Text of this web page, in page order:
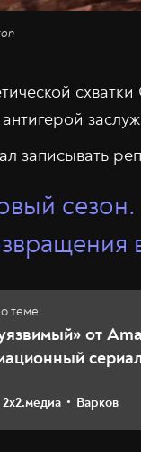
записывать
от
2х2.медиа Варков